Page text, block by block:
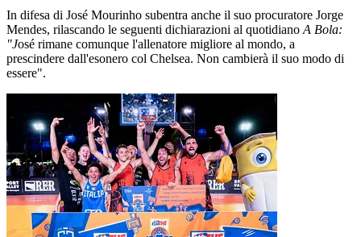
In difesa di José Mourinho subentra anche il suo procuratore Jorge
Mendes, rilascando le seguenti dichiarazioni al quotidiano A Bola:
"José rimane comunque l'allenatore migliore al mondo, a
prescindere dall'esonero col Chelsea. Non cambierà il suo modo di
essere".